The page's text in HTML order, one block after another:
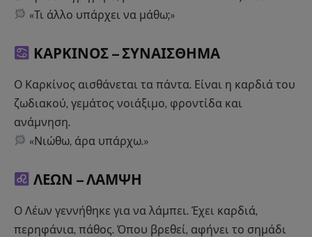
«Τι άλλο υπάρχει να μάθω;»
ΚΑΡΚΙΝΟΣ –ΣΥΝΑΙΣΘΗΜΑ
Ο Καρκίνος αισθάνεται τα πάντα. Είναι η καρδιά του
ζωδιακού, γεμάτος νοιάξιμο, φροντίδα και
ανάμνηση.
«Νιώθω, άρα υπάρχω.»
ΛΕΩΝ –ΛΑΜΨΗ
Ο Λέων γεννήθηκε για να λάμπει. Έχει καρδιά,
περηφάνια, πάθος. Όπου βρεθεί, αφήνει το σημάδι